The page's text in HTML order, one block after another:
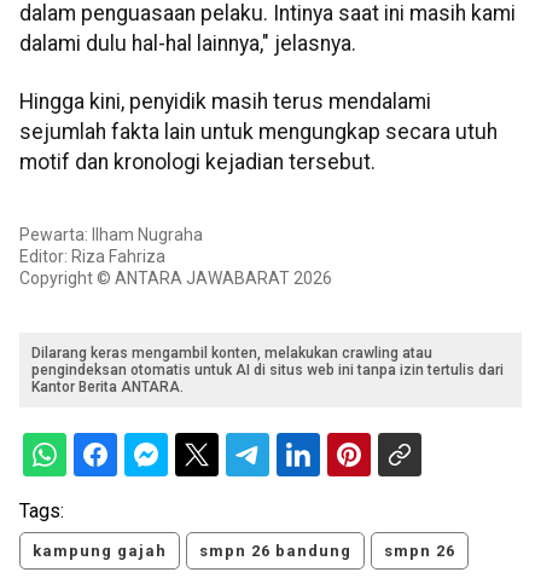
dalam penguasaan pelaku. Intinya saat ini masih kami
dalami dulu hal-hal lainnya," jelasnya.
Hingga kini, penyidik masih terus mendalami
sejumlah fakta lain untuk mengungkap secara utuh
motif dan kronologi kejadian tersebut.
Pewarta: Ilham Nugraha
Editor: Riza Fahriza
Copyright © ANTARA JAWABARAT 2026
Dilarang keras mengambil konten, melakukan crawling atau
pengindeksan otomatis untuk AI di situs web ini tanpa izin tertulis dari
Kantor Berita ANTARA.
Tags:
kampung gajah smpn 26 bandung smpn 26